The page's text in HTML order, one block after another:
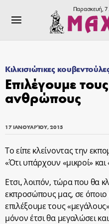
Παρασκευή,
Κιλκισιώτικες
Επιλέγουμε
ανθρώπους
17 ΙΑΝΟΥΑΡΊΟΥ, 2015
Το είπε κλείνοντας την
«Ότι υπάρχουν «μικροί»
Ετσι, λοιπόν, τώρα που θα
εκπροσώπους μας, σε
επιλέξουμε τους
μόνον έτσι θα μεγαλώσει